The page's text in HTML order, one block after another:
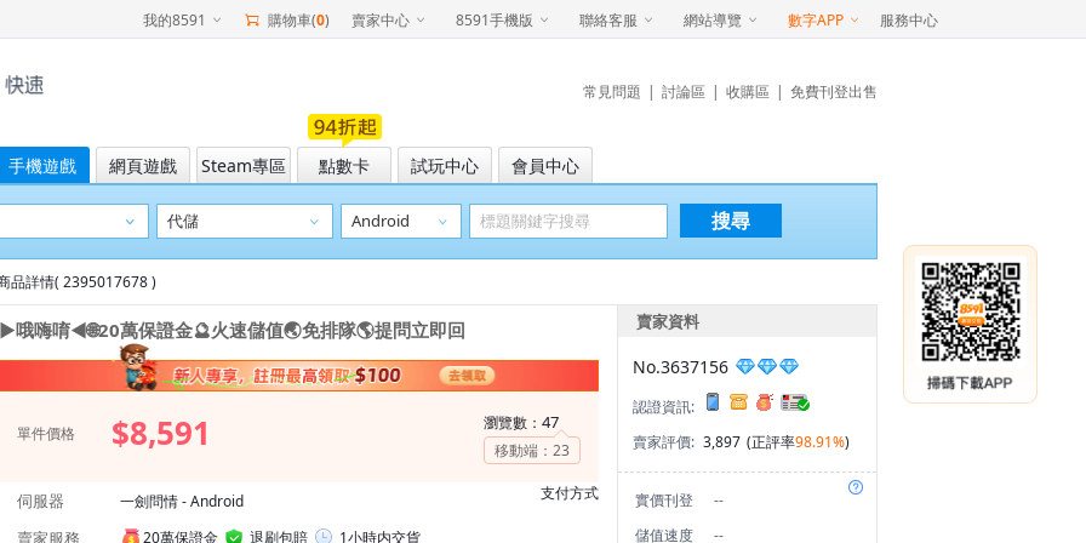
我的8591 購物車(0) 賣家中心 8591手機版 聯絡客服 網站導覽 數字APP 服務中心
常見問題 | 討論區 | 收購區 | 免費刊登出售
手機遊戲 網頁遊戲 Steam專區 點數卡 試玩中心 會員中心
搜尋
品詳情( 2395017678 )
►哦嗨唷◄🌐20萬保證金🔮火速儲值🌏免排隊🌎提問立即回
單件價格 $8,591 瀏覽數： 47
移動端： 23
伺服器 一劍問情 - Android
賣家服務 20萬保證金 退刷包賠 1小時内交貨
支付方式
賣家資料
No.3637156
認證資訊:
賣家評價: 3,897 (正評率98.91%)
實價刊登
--
儲值速度
--